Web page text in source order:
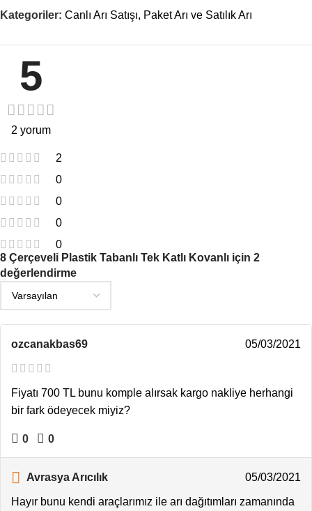
Kategoriler: Canlı Arı Satışı, Paket Arı ve Satılık Arı
5
2 yorum
2
0
0
0
0
8 Çerçeveli Plastik Tabanlı Tek Katlı Kovanlı için 2
değerlendirme
ozcanakbas69 05/03/2021
Fiyatı 700 TL bunu komple alırsak kargo nakliye herhangi
bir fark ödeyecek miyiz?
0 0
Avrasya Arıcılık 05/03/2021
Hayır bunu kendi araçlarımız ile arı dağıtımları zamanında